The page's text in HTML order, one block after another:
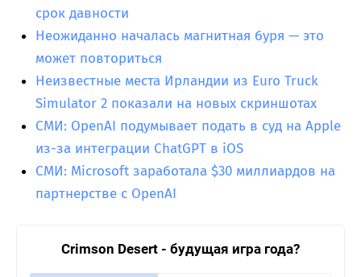
срок давности
Неожиданно началась магнитная буря — это
может повториться
Неизвестные места Ирландии из Euro Truck
Simulator 2 показали на новых скриншотах
СМИ: OpenAI подумывает подать в суд на Apple
из-за интеграции ChatGPT в iOS
СМИ: Microsoft заработала $30 миллиардов на
партнерстве с OpenAI
Crimson Desert - будущая игра года?